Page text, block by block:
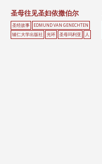
圣母往见圣妇依撒伯尔
圣经故事
EDMUND VAN GENECHTEN
辅仁大学出版社
光环 圣母玛利亚 人